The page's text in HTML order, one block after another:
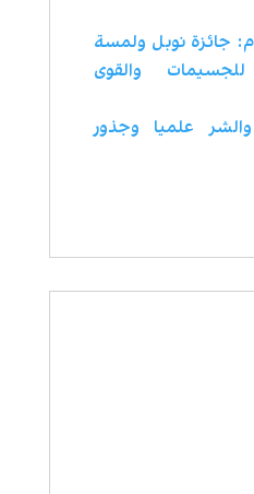
جائزة نوبل ولمسة
والقوى
علميا وجذور